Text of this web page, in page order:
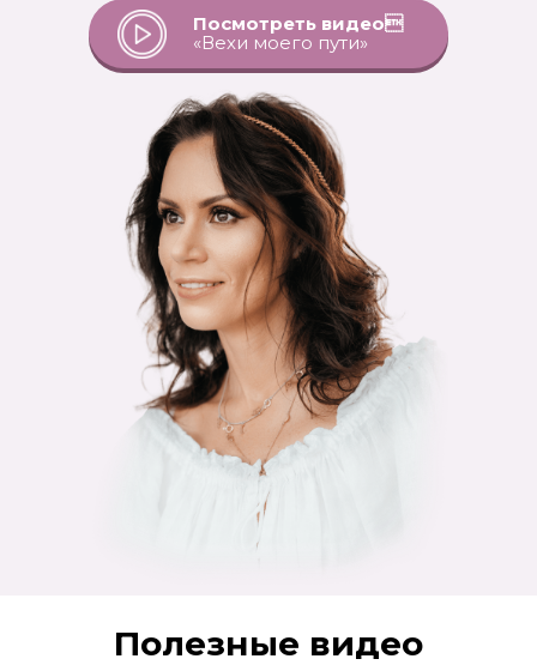
Посмотреть видео
«Вехи моего пути»
Полезные видео